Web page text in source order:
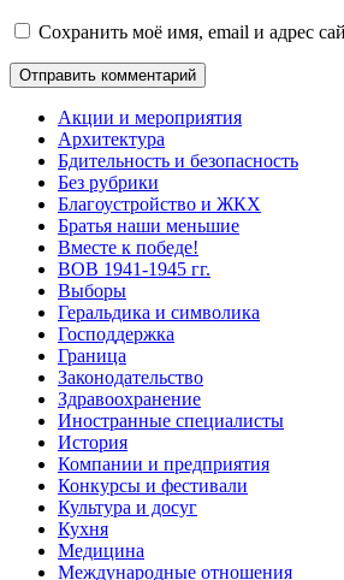
Сохранить моё имя, email и адрес
Акции и мероприятия
Архитектура
Бдительность и безопасность
Без рубрики
Благоустройство и ЖКХ
Братья наши меньшие
Вместе к победе!
ВОВ 1941-1945 гг.
Выборы
Геральдика и символика
Господдержка
Граница
Законодательство
Здравоохранение
Иностранные специалисты
История
Компании и предприятия
Конкурсы и фестивали
Культура и досуг
Кухня
Медицина
Международные отношения